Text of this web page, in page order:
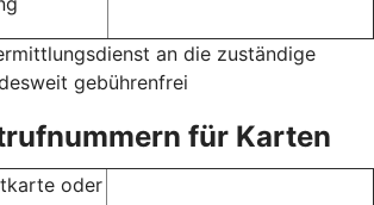
an die zuständige
gebührenfrei
für Karten
oder